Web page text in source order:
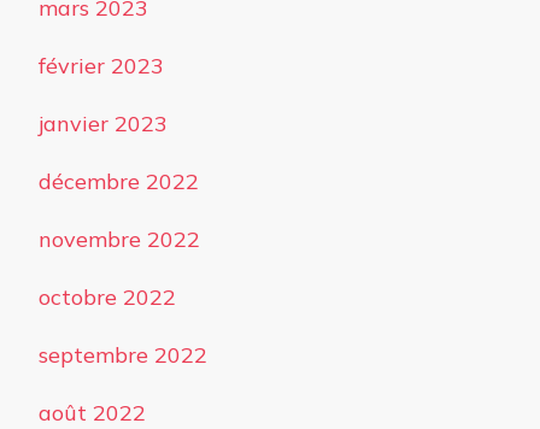
mars 2023
février 2023
janvier 2023
décembre 2022
novembre 2022
octobre 2022
septembre 2022
août 2022